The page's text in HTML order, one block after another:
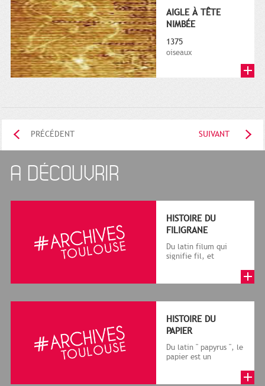
AIGLE À TÊTE
NIMBÉE
1375
oiseaux
PRÉCÉDENT SUIVANT
A DÉCOUVRIR
HISTOIRE DU
FILIGRANE
Du latin filum qui
signifie fil, et
le cadre de la f...
HISTOIRE DU
PAPIER
Du latin " papyrus ", le
papier est un